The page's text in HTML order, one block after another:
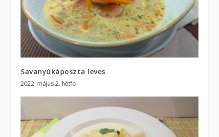
Savanyúkáposzta leves
2022. május 2. hétfő